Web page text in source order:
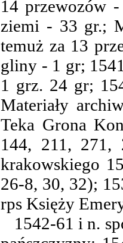
14 przewozów
ziemi - 33 gr.;
temuż za 13
gliny - 1 gr;
1 grz. 24 gr;
Materiały
Teka Grona
144, 211, 271,
krakowskiego
26-8, 30, 32);
rps Księży
1542-61 i n.